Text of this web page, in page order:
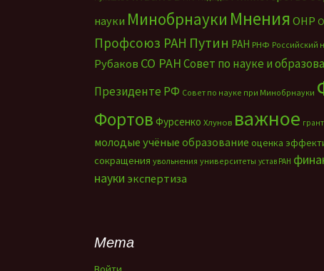
науки Минобрнауки Мнения ОНР
Профсоюз РАН Путин РАН РНФ Российский
Рубаков СО РАНСовет по науке и
Президенте РФ Совет по науке при Минобрнауки
Фортов Фурсенко Хлунов важное
молодые учёные образование оценка
сокращения увольнения университеты устав РАН
науки экспертиза
Мета